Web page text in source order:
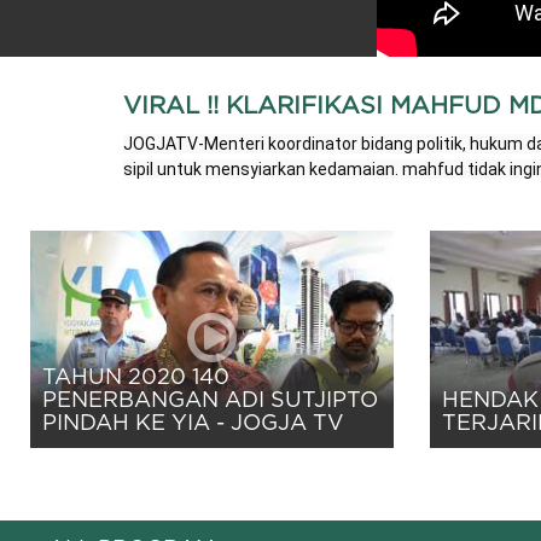
VIRAL !! KLARIFIKASI MAHFUD
JOGJATV-Menteri koordinator bidang politik, hukum
sipil untuk mensyiarkan kedamaian. mahfud tidak
TAHUN 2020 140
PENERBANGAN ADI SUTJIPTO
PINDAH KE YIA - JOGJA TV